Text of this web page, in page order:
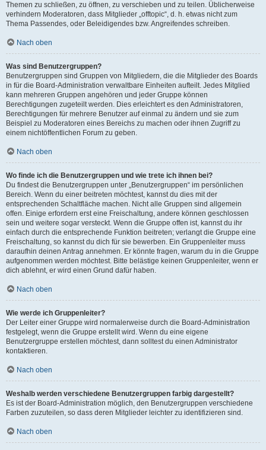
Themen zu schließen, zu öffnen, zu verschieben und zu teilen. Üblicherweise
verhindern Moderatoren, dass Mitglieder „offtopic“, d. h. etwas nicht zum
Thema Passendes, oder Beleidigendes bzw. Angreifendes schreiben.
Nach oben
Was sind Benutzergruppen?
Benutzergruppen sind Gruppen von Mitgliedern, die die Mitglieder des Boards
in für die Board-Administration verwaltbare Einheiten aufteilt. Jedes Mitglied
kann mehreren Gruppen angehören und jeder Gruppe können
Berechtigungen zugeteilt werden. Dies erleichtert es den Administratoren,
Berechtigungen für mehrere Benutzer auf einmal zu ändern und sie zum
Beispiel zu Moderatoren eines Bereichs zu machen oder ihnen Zugriff zu
einem nichtöffentlichen Forum zu geben.
Nach oben
Wo finde ich die Benutzergruppen und wie trete ich ihnen bei?
Du findest die Benutzergruppen unter „Benutzergruppen“ im persönlichen
Bereich. Wenn du einer beitreten möchtest, kannst du dies mit der
entsprechenden Schaltfläche machen. Nicht alle Gruppen sind allgemein
offen. Einige erfordern erst eine Freischaltung, andere können geschlossen
sein und weitere sogar versteckt. Wenn die Gruppe offen ist, kannst du ihr
einfach durch die entsprechende Funktion beitreten; verlangt die Gruppe eine
Freischaltung, so kannst du dich für sie bewerben. Ein Gruppenleiter muss
daraufhin deinen Antrag annehmen. Er könnte fragen, warum du in die Gruppe
aufgenommen werden möchtest. Bitte belästige keinen Gruppenleiter, wenn er
dich ablehnt, er wird einen Grund dafür haben.
Nach oben
Wie werde ich Gruppenleiter?
Der Leiter einer Gruppe wird normalerweise durch die Board-Administration
festgelegt, wenn die Gruppe erstellt wird. Wenn du eine eigene
Benutzergruppe erstellen möchtest, dann solltest du einen Administrator
kontaktieren.
Nach oben
Weshalb werden verschiedene Benutzergruppen farbig dargestellt?
Es ist der Board-Administration möglich, den Benutzergruppen verschiedene
Farben zuzuteilen, so dass deren Mitglieder leichter zu identifizieren sind.
Nach oben